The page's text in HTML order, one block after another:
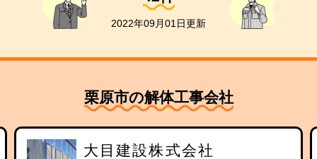
2022年09月01日更新
栗原市の解体工事会社
大目建設株式会社